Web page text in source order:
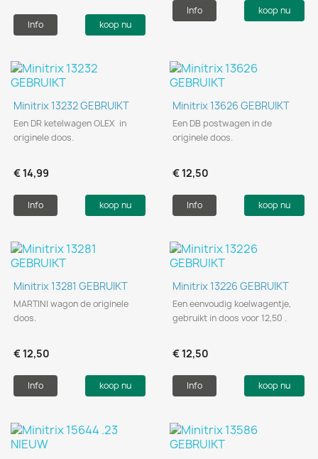
Info koop nu
Info koop nu
Minitrix 13232 GEBRUIKT
Een DR ketelwagen OLEX in
originele doos.
€ 14,99
Info koop nu
Minitrix 13626 GEBRUIKT
Een DB postwagen in de
originele doos.
€ 12,50
Info koop nu
Minitrix 13281 GEBRUIKT
MARTINI wagon de originele
doos.
€ 12,50
Info koop nu
Minitrix 13226 GEBRUIKT
Een eenvoudig koelwagentje,
gebruikt in doos voor 12,50 .
€ 12,50
Info koop nu